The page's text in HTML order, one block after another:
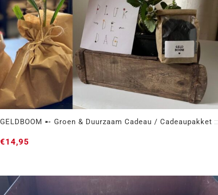
GELDBOOM ➸ Groen & Duurzaam Cadeau / Cadeaupakket
€14,95